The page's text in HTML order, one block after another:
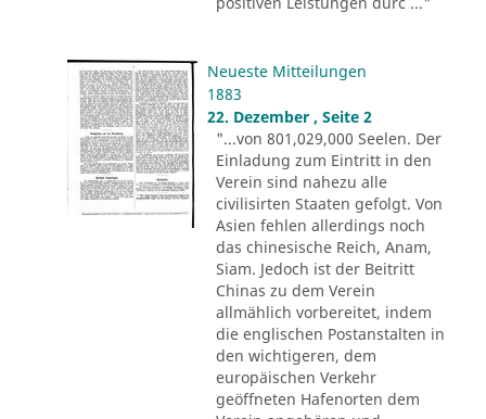
Neueste Mitteilungen
1883
22. Dezember , Seite 2
"...von 801,029,000 Seelen. Der
Einladung zum Eintritt in den
Verein sind nahezu alle
civilisirten Staaten gefolgt. Von
Asien fehlen allerdings noch
das chinesische Reich, Anam,
Siam. Jedoch ist der Beitritt
Chinas zu dem Verein
allmählich vorbereitet, indem
die englischen Postanstalten in
den wichtigeren, dem
europäischen Verkehr
geöffneten Hafenorten dem